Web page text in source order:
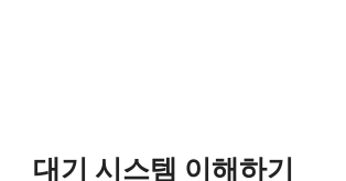
대기 시스템 이해하기